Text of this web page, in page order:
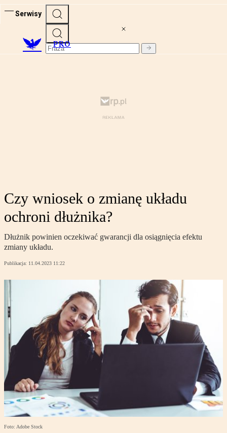
Serwisy
PRO
Czy wniosek o zmianę układu
ochroni dłużnika?
Dłużnik powinien oczekiwać gwarancji dla osiągnięcia efektu
zmiany układu.
Publikacja: 11.04.2023 11:22
Foto: Adobe Stock